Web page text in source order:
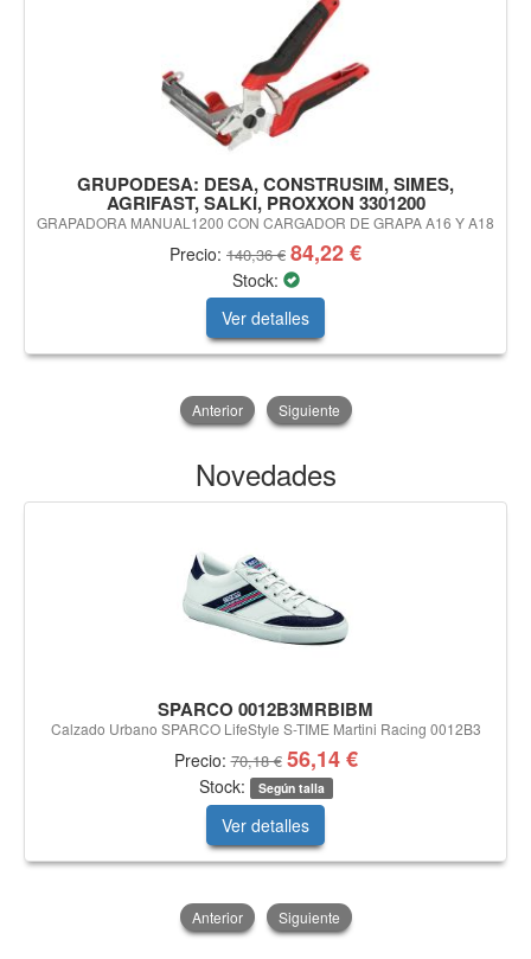
GRUPODESA: DESA, CONSTRUSIM, SIMES,
AGRIFAST, SALKI, PROXXON 3301200
GRAPADORA MANUAL1200 CON CARGADOR DE GRAPA A16 Y A18
Precio: 140,36 € 84,22 €
Stock:
Ver detalles
Anterior Siguiente
Novedades
SPARCO 0012B3MRBIBM
Calzado Urbano SPARCO LifeStyle S-TIME Martini Racing 0012B3
Precio:70,18 € 56,14 €
Stock: Según talla
Ver detalles
Anterior Siguiente